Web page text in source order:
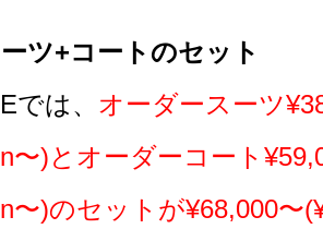
ツ+コートのセット
では、 オーダースーツ
〜)とオーダーコート
〜)のセットが¥68,000〜